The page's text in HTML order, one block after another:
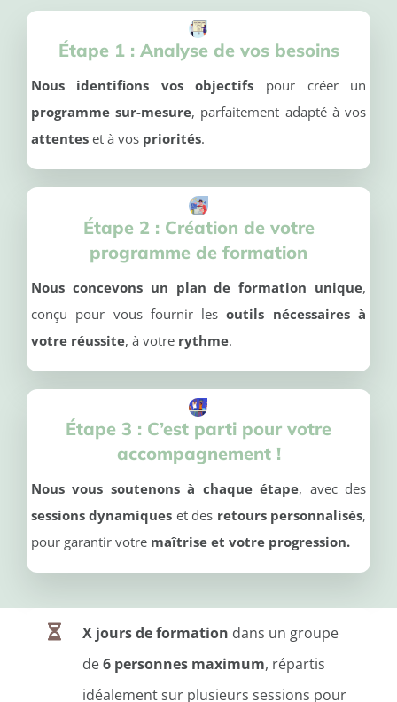
Étape 1 : Analyse de vos besoins
Nous identifions vos objectifs pour créer un
programme sur-mesure, parfaitement adapté à vos
attenteset à vos priorités.
Étape 2 : Création de votre
programme de formation
Nous concevons un plan de formation unique,
conçu pour vous fournir lesoutils nécessaires à
votre réussite, à votre rythme.
Étape 3 : C’est parti pour votre
accompagnement !
Nous vous soutenons à chaque étape, avec des
sessions dynamiques et des retours personnalisés,
pour garantir votremaîtrise et votre progression.
X jours de formation dans un groupe
de6 personnes maximum, répartis
idéalement sur plusieurs sessions pour